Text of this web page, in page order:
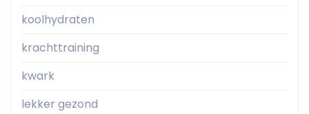
koolhydraten
krachttraining
kwark
lekker gezond